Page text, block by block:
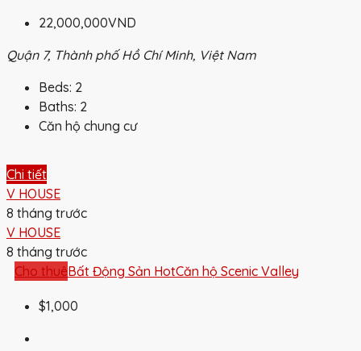
22,000,000VND
Quận 7, Thành phố Hồ Chí Minh, Việt Nam
Beds: 2
Baths: 2
Căn hộ chung cư
Chi tiết
V HOUSE
8 tháng trước
V HOUSE
8 tháng trước
Cho thuêBất Động Sản HotCăn hộ Scenic Valley
$1,000